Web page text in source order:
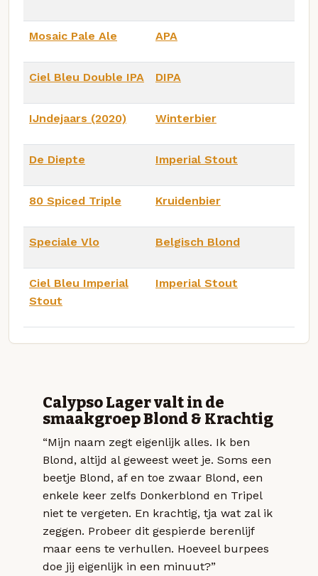
Mosaic Pale Ale APA
Ciel Bleu Double IPA DIPA
IJndejaars (2020) Winterbier
De Diepte Imperial Stout
80 Spiced Triple Kruidenbier
Speciale Vlo Belgisch Blond
Ciel Bleu Imperial
Stout
Imperial Stout
Calypso Lager valt in de
smaakgroep Blond & Krachtig
“Mijn naam zegt eigenlijk alles. Ik ben
Blond, altijd al geweest weet je. Soms een
beetje Blond, af en toe zwaar Blond, een
enkele keer zelfs Donkerblond en Tripel
niet te vergeten. En krachtig, tja wat zal ik
zeggen. Probeer dit gespierde berenlijf
maar eens te verhullen. Hoeveel burpees
doe jij eigenlijk in een minuut?”